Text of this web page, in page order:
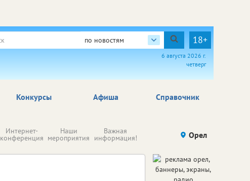
по новостям 18+
6 августа 2026 г.
четверг
Афиша Справочник
Конкурсы
Интернет-
конференция
Наши
мероприятия
Важная
информация! Происшествия Здоровье
Орел